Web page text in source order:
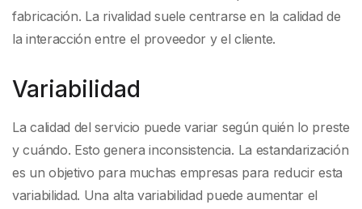
fabricación. La rivalidad suele centrarse en la calidad de
la interacción entre el proveedor y el cliente.
Variabilidad
La calidad del servicio puede variar según quién lo preste
y cuándo. Esto genera inconsistencia. La estandarización
es un objetivo para muchas empresas para reducir esta
variabilidad. Una alta variabilidad puede aumentar el